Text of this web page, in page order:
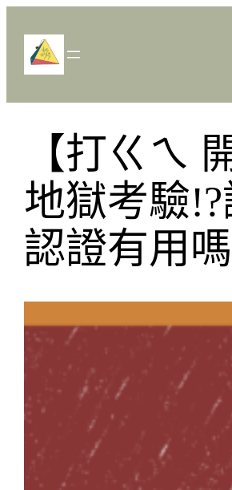
內
【打ㄍㄟ
地獄考驗
認證有用